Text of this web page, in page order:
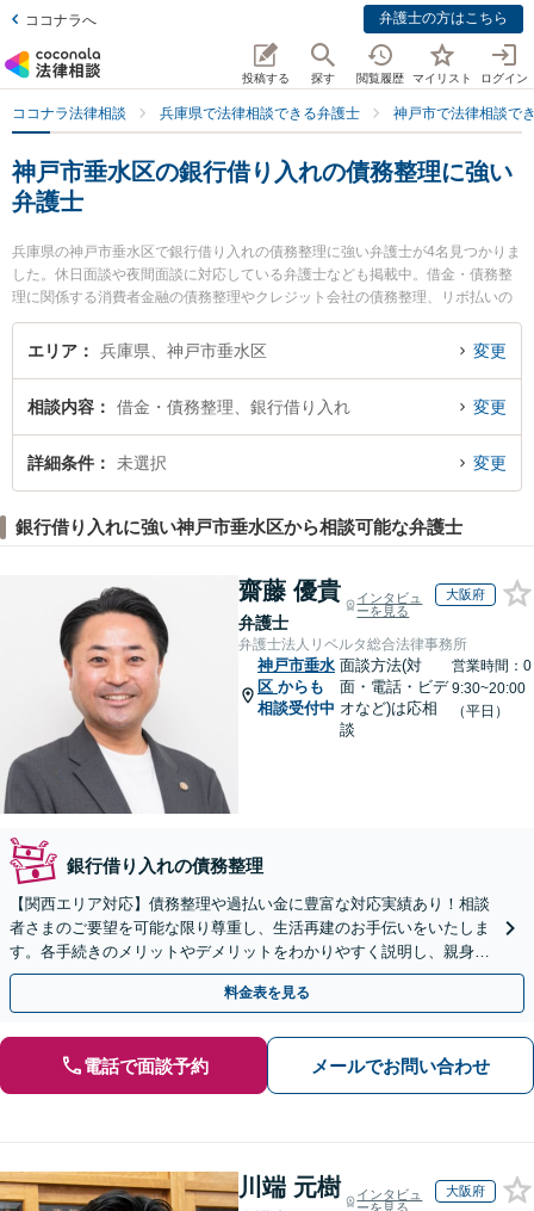
ココナラへ 弁護士の方はこちら
投稿する 探す 閲覧履歴 マイリスト ログイン
ココナラ法律相談 兵庫県で法律相談できる弁護士 神戸市で法律相談で
神戸市垂水区の銀行借り入れの債務整理に強い
弁護士
兵庫県の神戸市垂水区で銀行借り入れの債務整理に強い弁護士が4名見つかりま
した。休日面談や夜間面談に対応している弁護士なども掲載中。借金・債務整
理に関係する消費者金融の債務整理やクレジット会社の債務整理、リボ払いの
債務整理等の細かな分野での絞り込み検索もでき便利です。特に神戸ほまれ法
律事務所の河原林 直樹弁護士や神戸マリン綜合法律事務所の西口 竜司弁護士、
行借り入れの債務整理のトラブルを今すぐに弁護士に相談したい』『銀行借り
入れの債務整理のトラブル解決の実績豊富な近くの弁護士を検索したい』『初
回相談無料で銀行借り入れの債務整理を法律相談できる神戸市垂水区内の弁護
エリア 兵庫県、神戸市垂水区 変更
相談内容 借金・債務整理、銀行借り入れ 変更
詳細条件 未選択 変更
銀行借り入れに強い神戸市垂水区から相談可能な弁護士
齋藤 優貴
弁護士
インタビュ
ーを見る
大阪府
弁護士法人リベルタ総合法律事務所
神戸市垂水
区 からも
相談受付中
面談方法(対
面・電話・ビデ
オなど)は応相
談
営業時間：0
9:30~20:00
（平日）
銀行借り入れの債務整理
【関西エリア対応】債務整理や過払い金に豊富な対応実績あり！相談
者さまのご要望を可能な限り尊重し、生活再建のお手伝いをいたしま
す。各手続きのメリットやデメリットをわかりやすく説明し、親身な
対応を心がけます【初回相談無料】
料金表を見る
電話で面談予約 メールでお問い合わせ
川端 元樹
インタビュ
ーを見る
大阪府